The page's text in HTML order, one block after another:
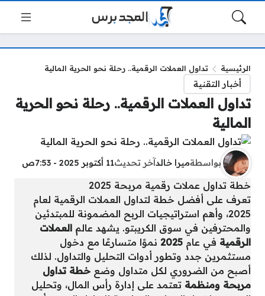
الرئيسية تداول العملات الرقمية.. رحلة نحو الحرية المالية
أخبار التقنية
تداول العملات الرقمية.. رحلة نحو الحرية
المالية
بواسطةميرا خالدآخر تحديث11 أكتوبر 2025 - 7:53ص
خطة تداول عملات رقمية مربحة 2025
تعرف على أفضل خطة لتداول العملات الرقمية لعام
2025، وأهم استراتيجيات الربح المضمونة للمبتدئين
والمحترفين في سوق الكريبتو. يشهد عالم العملات
الرقمية في عام 2025 نموًا متسارعًا مع دخول
مستثمرين جدد وتطور أدوات التحليل والتداول. لذلك
أصبح من الضروري لكل متداول وضع خطة تداول
مربحة ومنظمة تعتمد على إدارة رأس المال، وتحليل